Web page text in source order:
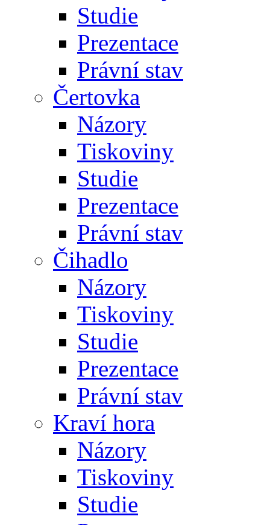
Studie
Prezentace
Právní stav
Čertovka
Názory
Tiskoviny
Studie
Prezentace
Právní stav
Čihadlo
Názory
Tiskoviny
Studie
Prezentace
Právní stav
Kraví hora
Názory
Tiskoviny
Studie